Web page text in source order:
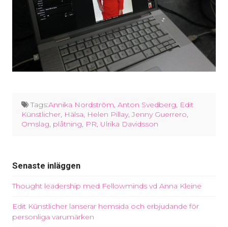
Tags:Annika Nordström, Anton Svedberg, Edit
Künstlicher, Hälsa, Helen Pillay,Jenny Guerrero,
Omslag, plåtning, PR, Ulrika Davidsson
Senaste inläggen
Thought leadership med Fellowminds vd Anna Kleine
Edit Künstlicher lanserar hemsida och erbjudande för
personliga varumärken